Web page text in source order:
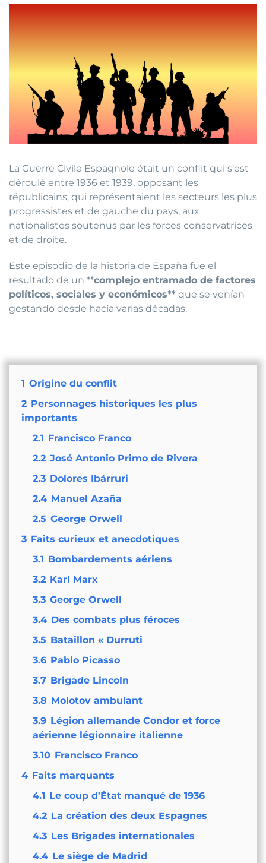
La Guerre Civile Espagnole était un conflit qui s’est
déroulé entre 1936 et 1939, opposant les
républicains, qui représentaient les secteurs les plus
progressistes et de gauche du pays, aux
nationalistes soutenus par les forces conservatrices
et de droite.
Este episodio de la historia de España fue el
resultado de un **complejo entramado de factores
políticos, sociales y económicos** que se venían
gestando desde hacía varias décadas.
1 Origine du conflit
2 Personnages historiques les plus
importants
2.1 Francisco Franco
2.2 José Antonio Primo de Rivera
2.3 Dolores Ibárruri
2.4 Manuel Azaña
2.5 George Orwell
3 Faits curieux et anecdotiques
3.1 Bombardements aériens
3.2 Karl Marx
3.3 George Orwell
3.4 Des combats plus féroces
3.5 Bataillon « Durruti
3.6 Pablo Picasso
3.7 Brigade Lincoln
3.8 Molotov ambulant
3.9 Légion allemande Condor et force
aérienne légionnaire italienne
3.10 Francisco Franco
4 Faits marquants
4.1 Le coup d’État manqué de 1936
4.2 La création des deux Espagnes
4.3 Les Brigades internationales
4.4 Le siège de Madrid